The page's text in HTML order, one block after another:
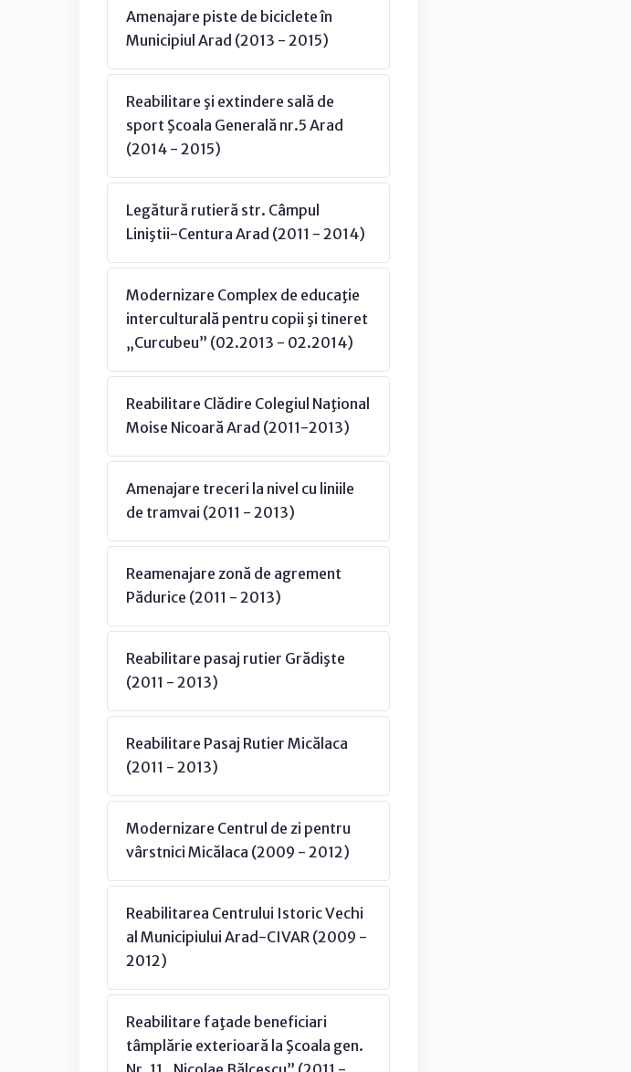
Amenajare piste de biciclete în
Municipiul Arad (2013 - 2015)
Reabilitare şi extindere sală de
sport Şcoala Generală nr.5 Arad
(2014 - 2015)
Legătură rutieră str. Câmpul
Liniştii-Centura Arad (2011 - 2014)
Modernizare Complex de educaţie
interculturală pentru copii şi tineret
„Curcubeu” (02.2013 - 02.2014)
Reabilitare Clădire Colegiul Naţional
Moise Nicoară Arad (2011-2013)
Amenajare treceri la nivel cu liniile
de tramvai (2011 - 2013)
Reamenajare zonă de agrement
Pădurice (2011 - 2013)
Reabilitare pasaj rutier Grădişte
(2011 - 2013)
Reabilitare Pasaj Rutier Micălaca
(2011 - 2013)
Modernizare Centrul de zi pentru
vârstnici Micălaca (2009 - 2012)
Reabilitarea Centrului Istoric Vechi
al Municipiului Arad-CIVAR (2009 -
2012)
Reabilitare faţade beneficiari
tâmplărie exterioară la Şcoala gen.